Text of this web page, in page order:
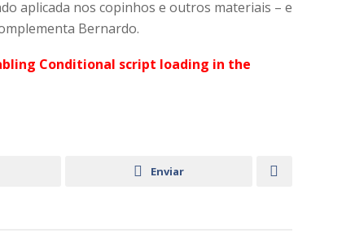
aplicada nos copinhos e outros materiais – e
Bernardo.
Conditional script loading in the
Enviar